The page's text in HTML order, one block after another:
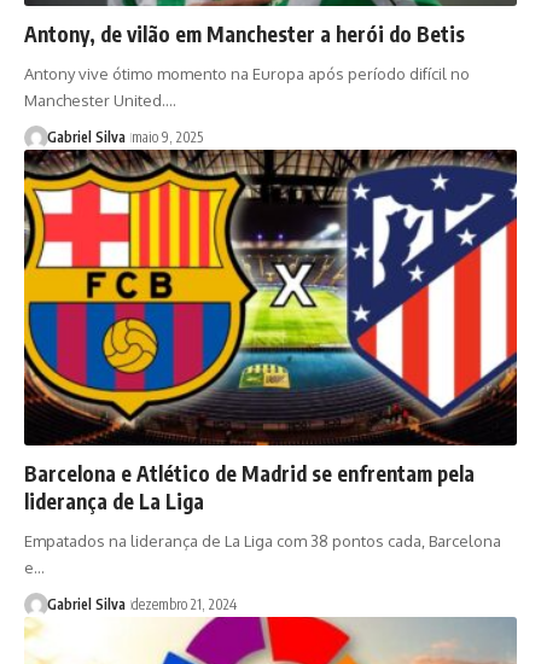
Antony, de vilão em Manchester a herói do Betis
Antony vive ótimo momento na Europa após período difícil no
Manchester United.…
Gabriel Silva maio 9, 2025
Barcelona e Atlético de Madrid se enfrentam pela
liderança de La Liga
Empatados na liderança de La Liga com 38 pontos cada, Barcelona
e…
Gabriel Silva dezembro 21, 2024